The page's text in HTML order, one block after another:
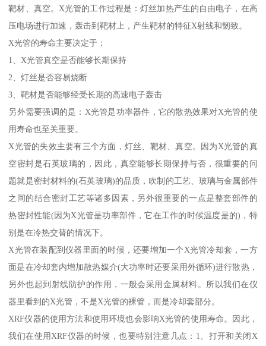
靶材、真空。X光管的工作过程是：灯丝加热产生的自由电子，在高
压电场进行加速，轰击到靶材上，产生靶材的特征X射线和韧致。
X光管的寿命主要决定于：
1、X光管真空是否能够长期保持
2、灯丝是否容易烧断
3、靶材是否能够经受长期的高速电子轰击
另外需要强调的是：X光管是功率器件，它的散热效果对X光管的使
用寿命也至关重要。
X光管的失效主要有三个方面，灯丝、靶材、真空。因为X光管的真
空密封是石英玻璃的，因此，真空能够长期保持与否，很重要的问
题就是密封材料的(石英玻璃)的品质，吹制的工艺、玻璃与金属部件
之间的结合密封工艺等诸多因素，另外很重要的一点是整套部件的
热密封性能(因为X光管是功率部件，它在工作的时候温度是的)，特
别是在冷热交替的情况下。
X光管在装配到仪器里面的时候，还要增加一个X光管冷却套，一方
面是在冷却套内增加散热媒介(大功率时还要采用外循环)进行散热，
另外也起到射线防护的作用，一般会采用金属材料。所以我们在仪
器里看到的X光管，不是X光管的裸管，而是冷却套部分。
XRF仪器的使用方法和使用环境也会影响X光管的使用寿命。因此，
我们在使用XRF仪器的时候，也要特别注意几点：1、打开和关闭X